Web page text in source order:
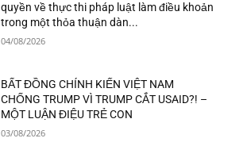
quyền về thực thi pháp luật làm điều khoản
trong một thỏa thuận dàn...
04/08/2026
BẤT ĐỒNG CHÍNH KIẾN VIỆT NAM
CHỐNG TRUMP VÌ TRUMP CẮT USAID?! –
MỘT LUẬN ĐIỆU TRẺ CON
03/08/2026